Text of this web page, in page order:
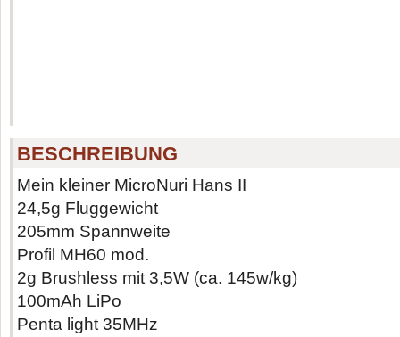
BESCHREIBUNG
Mein kleiner MicroNuri Hans II
24,5g Fluggewicht
205mm Spannweite
Profil MH60 mod.
2g Brushless mit 3,5W (ca. 145w/kg)
100mAh LiPo
Penta light 35MHz